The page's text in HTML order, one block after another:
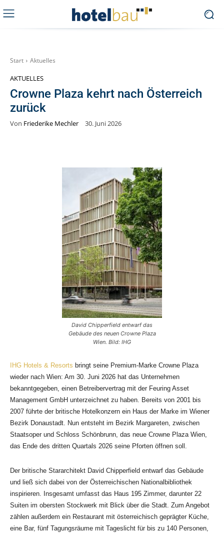
Start Aktuelles
AKTUELLES
Crowne Plaza kehrt nach Österreich
zurück
Von Friederike Mechler 30. Juni 2026
David Chipperfield entwarf das
Gebäude des neuen Crowne Plaza
Wien. Bild: IHG
IHG Hotels & Resorts bringt seine Premium-Marke Crowne Plaza
wieder nach Wien: Am 30. Juni 2026 hat das Unternehmen
bekanntgegeben, einen Betreibervertrag mit der Feuring Asset
Management GmbH unterzeichnet zu haben. Bereits von 2001 bis
2007 führte der britische Hotelkonzern ein Haus der Marke im Wiener
Bezirk Donaustadt. Nun entsteht im Bezirk Margareten, zwischen
Staatsoper und Schloss Schönbrunn, das neue Crowne Plaza Wien,
das Ende des dritten Quartals 2026 seine Pforten öffnen soll.
Der britische Stararchitekt David Chipperfield entwarf das Gebäude
und ließ sich dabei von der Österreichischen Nationalbibliothek
inspirieren. Insgesamt umfasst das Haus 195 Zimmer, darunter 22
Suiten im obersten Stockwerk mit Blick über die Stadt. Zum Angebot
zählen außerdem ein Restaurant mit österreichisch geprägter Küche,
eine Bar, fünf Tagungsräume mit Tageslicht für bis zu 140 Personen,